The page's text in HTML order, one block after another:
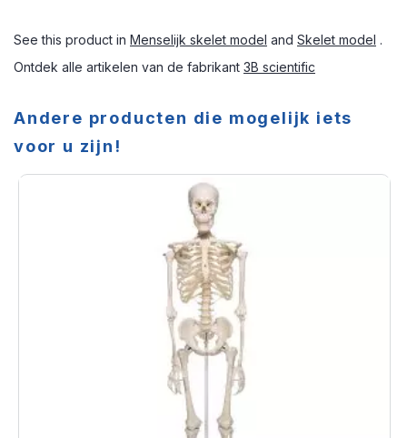
See this product in Menselijk skelet model and Skelet model .
Ontdek alle artikelen van de fabrikant 3B scientific
Andere producten die mogelijk iets
voor u zijn!